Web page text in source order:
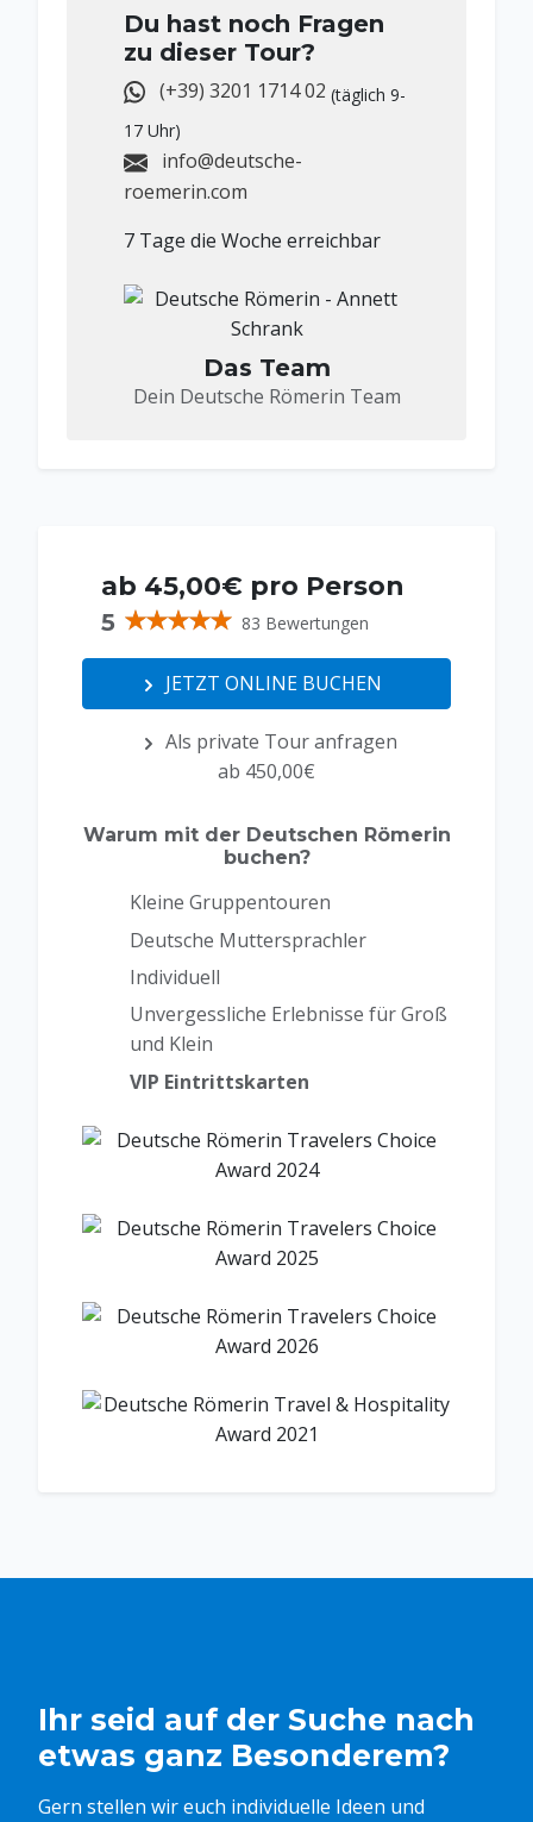
Du hast noch Fragen
zu dieser Tour?
(+39) 3201 1714 02 (täglich 9-
17 Uhr)
info@deutsche-
roemerin.com
7 Tage die Woche erreichbar
Das Team
Dein Deutsche Römerin Team
ab 45,00€ pro Person
5 83 Bewertungen
JETZT ONLINE BUCHEN
Als private Tour anfragen
ab 450,00€
Warum mit der Deutschen Römerin
buchen?
Kleine Gruppentouren
Deutsche Muttersprachler
Individuell
Unvergessliche Erlebnisse für Groß
und Klein
VIP Eintrittskarten
Ihr seid auf der Suche nach
etwas ganz Besonderem?
Gern stellen wir euch individuelle Ideen und